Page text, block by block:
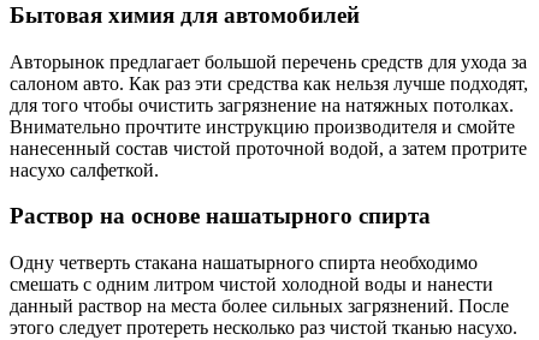
Бытовая химия для автомобилей
Авторынок предлагает большой перечень средств для ухода за
салоном авто. Как раз эти средства как нельзя лучше подходят,
для того чтобы очистить загрязнение на натяжных потолках.
Внимательно прочтите инструкцию производителя и смойте
нанесенный состав чистой проточной водой, а затем протрите
насухо салфеткой.
Раствор на основе нашатырного спирта
Одну четверть стакана нашатырного спирта необходимо
смешать с одним литром чистой холодной воды и нанести
данный раствор на места более сильных загрязнений. После
этого следует протереть несколько раз чистой тканью насухо.